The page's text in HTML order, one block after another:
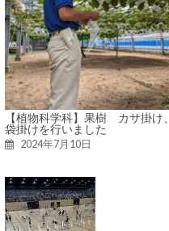
【植物科学科】果樹 カサ掛け、
袋掛けを行いました
2024年7月10日